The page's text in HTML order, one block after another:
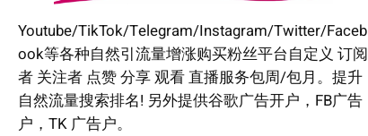
Youtube/TikTok/Telegram/Instagram/Twitter/Faceb
ook等各种自然引流量增涨购买粉丝平台自定义 订阅
者 关注者 点赞 分享 观看 直播服务包周/包月。提升
自然流量搜索排名! 另外提供谷歌广告开户，FB广告
户，TK 广告户。